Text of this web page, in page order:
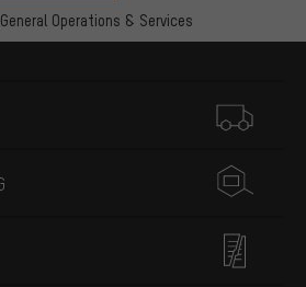
General Operations & Services